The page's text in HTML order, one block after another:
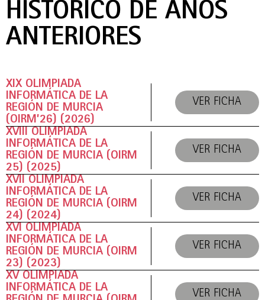
HISTÓRICO DE AÑOS
ANTERIORES
XIX OLIMPIADA
INFORMÁTICA DE LA
REGIÓN DE MURCIA
(OIRM’26) (2026)
VER FICHA
XVIII OLIMPIADA
INFORMÁTICA DE LA
REGIÓN DE MURCIA (OIRM
25) (2025)
VER FICHA
XVII OLIMPIADA
INFORMÁTICA DE LA
REGIÓN DE MURCIA (OIRM
24) (2024)
VER FICHA
XVI OLIMPIADA
INFORMÁTICA DE LA
REGIÓN DE MURCIA (OIRM
23) (2023)
VER FICHA
XV OLIMPIADA
INFORMÁTICA DE LA
VER FICHA